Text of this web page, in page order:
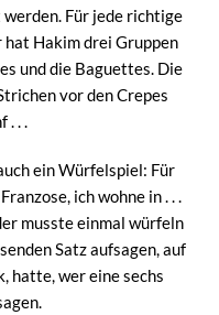
Für jede richtige
hat Hakim drei Gruppen
und die Baguettes. Die
vor den Crepes
. . .
ein Würfelspiel: Für
ich wohne in . . .
musste einmal würfeln
Satz aufsagen, auf
hatte, wer eine sechs